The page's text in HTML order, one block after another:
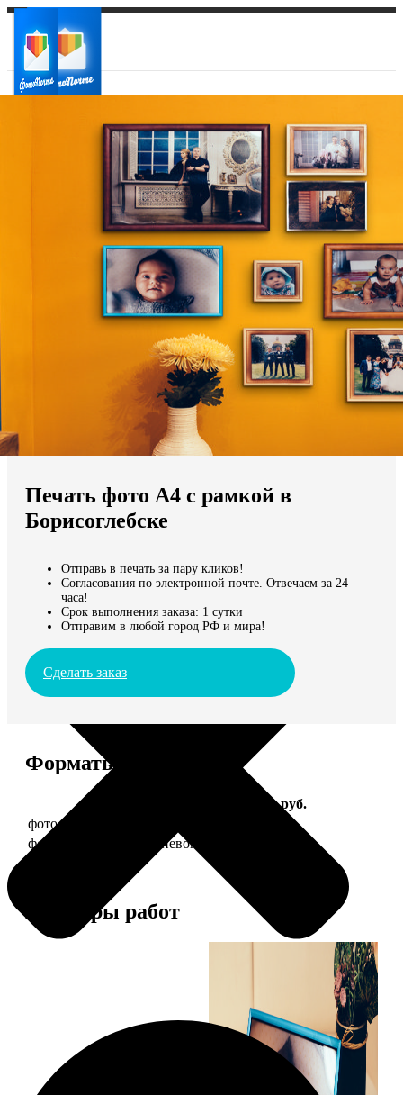
Ваш регион доставки
Выберите из списка:
Мы доставляем по всему миру
Продолжить без города
Печать фото А4 с рамкой в
Борисоглебске
Отправь в печать за пару кликов!
Согласования по электронной почте. Отвечаем за 24
часа!
Срок выполнения заказа: 1 сутки
Отправим в любой город РФ и мира!
Сделать заказ
Форматы и цены
Цена, руб.
фото 20х30 в деревянной рамке
фото 20х30 в алюминиевой рамке
Примеры работ